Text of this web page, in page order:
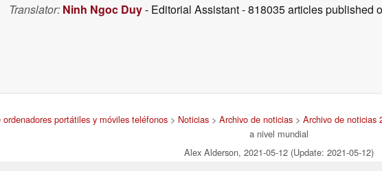
Translator: Ninh Ngoc Duy- Editorial Assistant- 818035 articles published
portátiles y móviles teléfonos> Noticias> Archivo de noticias> Archivo de noticias
a nivel mundial
Alex Alderson, 2021-05-12 (Update: 2021-05-12)